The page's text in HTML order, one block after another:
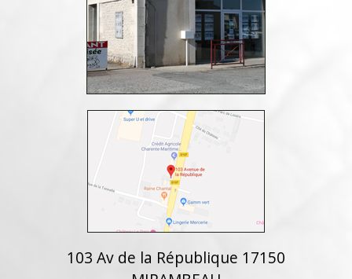
103 Av de la République 17150